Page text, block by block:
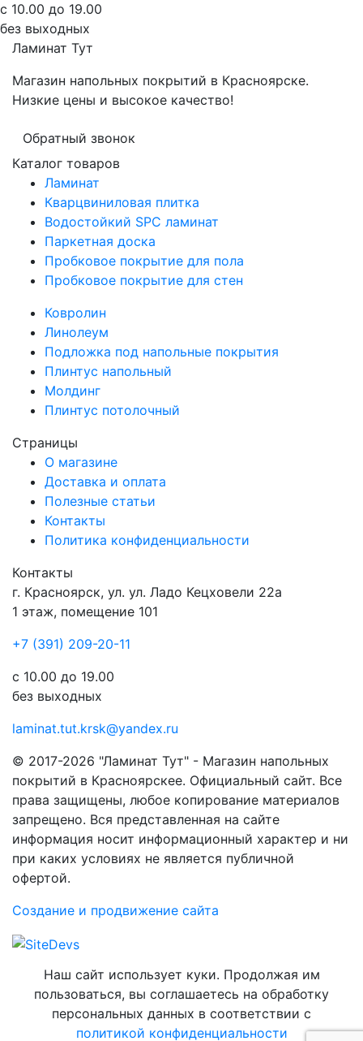
с 10.00 до 19.00
без выходных
Ламинат Тут
Магазин напольных покрытий в Красноярске.
Низкие цены и высокое качество!
Обратный звонок
Каталог товаров
Ламинат
Кварцвиниловая плитка
Водостойкий SPC ламинат
Паркетная доска
Пробковое покрытие для пола
Пробковое покрытие для стен
Ковролин
Линолеум
Подложка под напольные покрытия
Плинтус напольный
Молдинг
Плинтус потолочный
Страницы
О магазине
Доставка и оплата
Полезные статьи
Контакты
Политика конфиденциальности
Контакты
г. Красноярск, ул. ул. Ладо Кецховели 22а
1 этаж, помещение 101
+7 (391) 209-20-11
с 10.00 до 19.00
без выходных
laminat.tut.krsk@yandex.ru
© 2017-2026 "Ламинат Тут" - Магазин напольных
покрытий в Красноярскее. Официальный сайт. Все
права защищены, любое копирование материалов
запрещено. Вся представленная на сайте
информация носит информационный характер и ни
при каких условиях не является публичной
офертой.
Создание и продвижение сайта
Наш сайт использует куки. Продолжая им
пользоваться, вы соглашаетесь на обработку
персональных данных в соответствии с
политикой конфиденциальности